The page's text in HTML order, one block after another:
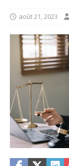
août 21, 2023